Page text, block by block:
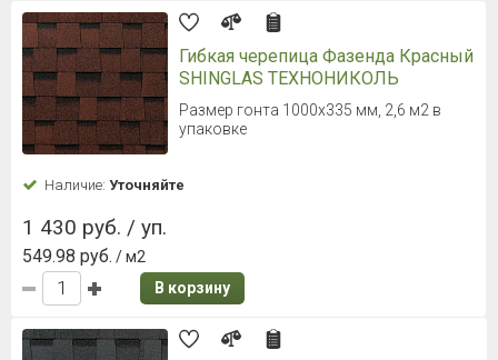
Гибкая черепица Фазенда Красный
SHINGLAS ТЕХНОНИКОЛЬ
Размер гонта 1000х335 мм, 2,6 м2 в
упаковке
Наличие: Уточняйте
1 430 руб. / уп.
549.98 руб. / м2
В корзину